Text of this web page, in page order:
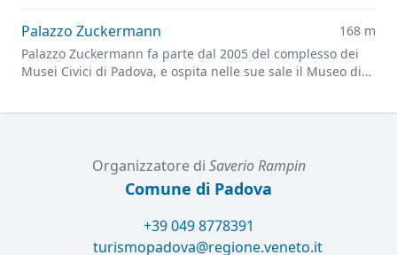
è ora alla base dei Giardini dell'Arena, il principale parco
cittadino.
Palazzo Zuckermann
168 m
Palazzo Zuckermann fa parte dal 2005 del complesso dei
Musei Civici di Padova, e ospita nelle sue sale il Museo di
Organizzatore di Saverio Rampin
Comune di Padova
+39 049 8778391
turismopadova@regione.veneto.it